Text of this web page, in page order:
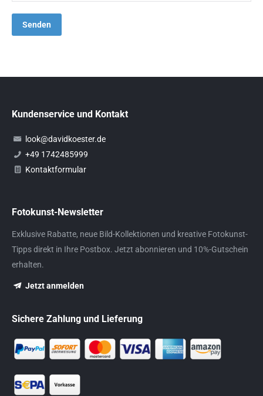
Kundenservice und Kontakt
look@davidkoester.de
+49 1742485999
Kontaktformular
Fotokunst-Newsletter
Exklusive Rabatte, neue Bild-Kollektionen und kreative Fotokunst-
Tipps direkt in Ihre Postbox. Jetzt abonnieren und 10%-Gutschein
erhalten.
Jetzt anmelden
Sichere Zahlung und Lieferung